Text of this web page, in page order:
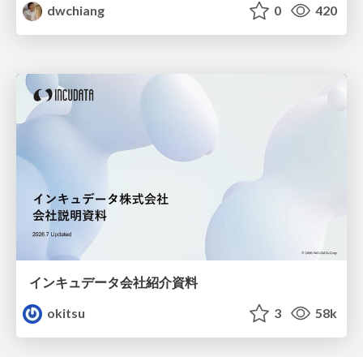
dwchiang
0 420
インキュデータ会社紹介資料
okitsu
3 58k